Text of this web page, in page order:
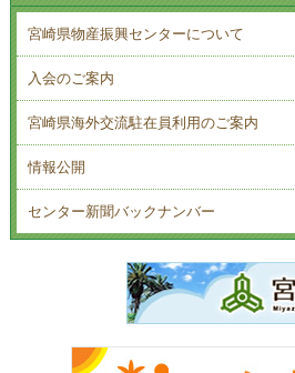
宮崎県物産振興センターについて
入会のご案内
宮崎県海外交流駐在員利用のご案内
情報公開
センター新聞バックナンバー